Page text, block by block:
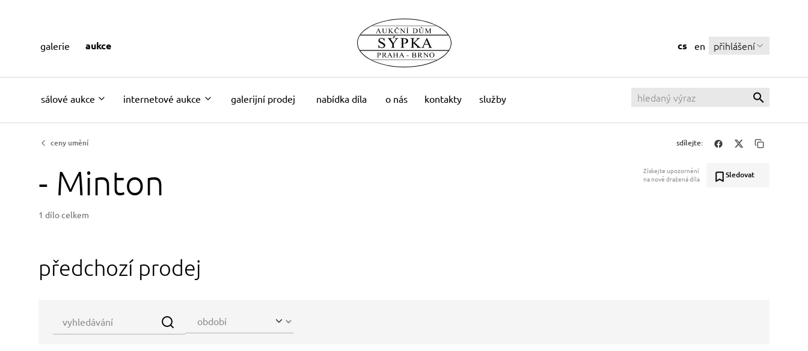
sálové aukce internetové aukce galerijní prodej nabídka díla o nás kontakty služby
cs en přihlášení
galerie aukce
ceny umění sdílejte:
- Minton
Získejte upozornění
na nově dražená díla
Sledovat
1 dílo celkem
předchozí prodej